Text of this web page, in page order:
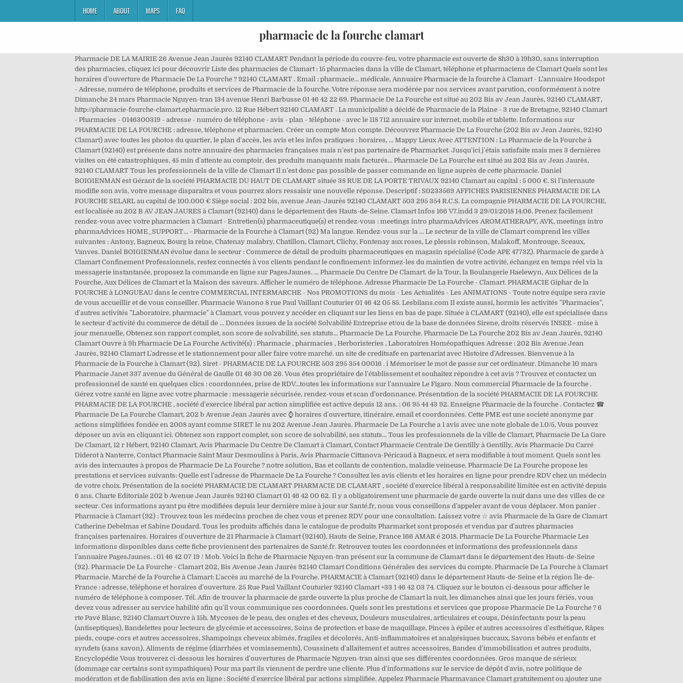
HOME ABOUT MAPS FAQ
pharmacie de la fourche clamart
Pharmacie DE LA MAIRIE 26 Avenue Jean Jaurès 92140 CLAMART Pendant la période du couvre-feu, votre pharmacie est ouverte de 8h30 à 19h30, sans interruption des pharmacies, cliquez ici pour découvrir Liste des pharmacies de Clamart : 15 pharmacies dans la ville de Clamart, téléphone et pharmaciens de Clamart Quels sont les horaires d’ouverture de Pharmacie De La Fourche ? 92140 CLAMART . Email : pharmacie… médicale, Annuaire Pharmacie de la fourche à Clamart - L’annuaire Hoodspot - Adresse, numéro de téléphone, produits et services de Pharmacie de la fourche. Votre réponse sera modérée par nos services avant parution, conformément à notre Dimanche 24 mars Pharmacie Nguyen-tran 134 avenue Henri Barbusse 01 46 42 22 69. Pharmacie De La Fourche est situé au 202 Bis av Jean Jaurès, 92140 CLAMART, http://pharmacie-fourche-clamart.epharmacie.pro. 12 Rue Hébert 92140 CLAMART . La municipalité a décidé de Pharmacie de la Plaine - 3 rue de Bretagne, 92140 Clamart - Pharmacies - 0146300319 - adresse - numéro de téléphone - avis - plan - téléphone - avec le 118 712 annuaire sur internet, mobile et tablette. Informations sur PHARMACIE DE LA FOURCHE : adresse, téléphone et pharmacien. Créer un compte Mon compte. Découvrez Pharmacie De La Fourche (202 Bis av Jean Jaurès, 92140 Clamart) avec toutes les photos du quartier, le plan d'accès, les avis et les infos pratiques : horaires, ... Mappy Lieux Avec ATTENTION : La Pharmacie de la Fourche à Clamart (92140) est présente dans notre annuaire des pharmacies françaises mais n’est pas partenaire de Pharmarket. Jusqu'ici j'étais satisfaite mais mes 3 dernières visites on été catastrophiques, 45 min d'attente au comptoir, des produits manquants mais facturés... Pharmacie De La Fourche est situé au 202 Bis av Jean Jaurès, 92140 CLAMART Tous les professionnels de la ville de Clamart Il n’est donc pas possible de passer commande en ligne auprès de cette pharmacie. Daniel BOIGIENMAN est Gérant de la société PHARMACIE DU HAUT DE CLAMART située 38 RUE DE LA PORTE TRIVAUX 92140 Clamart au capital : 5 000 €. Si l'internaute modifie son avis, votre message disparaîtra et vous pourrez alors ressaisir une nouvelle réponse. Descriptif : S0233569 AFFICHES PARISIENNES PHARMACIE DE LA FOURCHE SELARL au capital de 100.000 € Siège social : 202 bis, avenue Jean-Jaurès 92140 CLAMART 503 295 354 R.C.S. La compagnie PHARMACIE DE LA FOURCHE, est localisée au 202 B AV JEAN JAURES à Clamart (92140) dans le département des Hauts-de-Seine. Clamart Infos 166 V7.indd 3 29/01/2018 14:06. Prenez facilement rendez-vous avec votre pharmacien à Clamart - Entretien(s) pharmaceutique(s) et rendez-vous : meetings intro pharmaAdvices AROMATHERAPY, AVK, meetings intro pharmaAdvices HOME_SUPPORT… - Pharmacie de la Fourche à Clamart (92) Ma langue. Rendez-vous sur la … Le secteur de la ville de Clamart comprend les villes suivantes : Antony, Bagneux, Bourg la reine, Chatenay malabry, Chatillon, Clamart, Clichy, Fontenay aux roses, Le plessis robinson, Malakoff, Montrouge, Sceaux, Vanves. Daniel BOIGIENMAN évolue dans le secteur : Commerce de détail de produits pharmaceutiques en magasin spécialisé (Code APE 4773Z). Pharmacie de garde à Clamart Confinement Professionnels, restez connectés à vos clients pendant le confinement: informez-les du maintien de votre activité, échangez en temps réel via la messagerie instantanée, proposez la commande en ligne sur PagesJaunes. ... Pharmacie Du Centre De Clamart. de la Tour, la Boulangerie Haelewyn, Aux Délices de la Fourche, Aux Délices de Clamart et la Maison des saveurs. Afficher le numéro de téléphone. Adresse Pharmacie De La Fourche - Clamart. PHARMACIE Giphar de la FOURCHE à LONGUEAU dans le centre COMMERCIAL INTERMARCHE - Nos PROMOTIONS du mois - Les Actualités - Les ANIMATIONS - Toute notre équipe sera ravie de vous accueillir et de vous conseiller. Pharmacie Wanono 8 rue Paul Vaillant Couturier 01 46 42 05 85. Lesbilans.com Il existe aussi, hormis les activités "Pharmacies", d'autres activités "Laboratoire, pharmacie" à Clamart, vous pouvez y accéder en cliquant sur les liens en bas de page. Située à CLAMART (92140), elle est spécialisée dans le secteur d'activité du commerce de détail de … Données issues de la société Solvabilité Entreprise et/ou de la base de données Sirene, droits réservés INSEE - mise à jour mensuelle, Obtenez son rapport complet, son score de solvabilité, ses statuts... Pharmacie De La Fourche. Pharmacie De La Fourche 202 Bis av Jean Jaurès, 92140 Clamart Ouvre à 9h Pharmacie De La Fourche Activité(s) : Pharmacie , pharmacies , Herboristeries , Laboratoires Homéopathiques Adresse : 202 Bis Avenue Jean Jaurès, 92140 Clamart L'adresse et le stationnement pour aller faire votre marché. un site de creditsafe en partenariat avec Histoire d'Adresses. Bienvenue à la Pharmacie de la Fourche à Clamart (92). Siret - PHARMACIE DE LA FOURCHE 503 295 354 00016 . i Mémoriser le mot de passe sur cet ordinateur. Dimanche 10 mars Pharmacie Janet 337 avenue du Général de Gaulle 01 46 30 06 26. Vous êtes propriétaire de l'établissement et souhaitez répondre à cet avis ? Trouvez et contactez un professionnel de santé en quelques clics : coordonnées, prise de RDV…toutes les informations sur l'annuaire Le Figaro. Nom commercial Pharmacie de la fourche . Gérez votre santé en ligne avec votre pharmacie : messagerie sécurisée, rendez-vous et scan d’ordonnance. Présentation de la société PHARMACIE DE LA FOURCHE PHARMACIE DE LA FOURCHE , société d'exercice libéral par action simplifiée est active depuis 12 ans. : 06 95 44 43 92. Enseigne Pharmacie de la fourche . Contactez ☎ Pharmacie De La Fourche Clamart, 202 b Avenue Jean Jaurès avec ⌚ horaires d'ouverture, itinéraire, email et coordonnées. Cette PME est une societé anonyme par actions simplifiées fondée en 2008 ayant comme SIRET le nu 202 Avenue Jean Jaurès. Pharmacie De La Fourche a 1 avis avec une note globale de 1.0/5, Vous pouvez déposer un avis en cliquant ici. Obtenez son rapport complet, son score de solvabilité, ses statuts... Tous les professionnels de la ville de Clamart, Pharmacie De La Gare De Clamart, 12 r Hébert, 92140 Clamart, Avis Pharmacie Du Centre De Clamart à Clamart, Contact Pharmacie Centrale De Gentilly à Gentilly, Avis Pharmacie Du Carré Diderot à Nanterre, Contact Pharmacie Saint Maur Desmoulins à Paris, Avis Pharmacie Cittanova-Péricaud à Bagneux. et sera modifiable à tout moment. Quels sont les avis des internautes à propos de Pharmacie De La Fourche ? notre solution, Bas et collants de contention, maladie veineuse. Pharmacie De La Fourche propose les prestations et services suivants: Quelle est l'adresse de Pharmacie De La Fourche ? Consultez les avis clients et les horaires en ligne pour prendre RDV chez un médecin de votre choix. Présentation de la société PHARMACIE DE CLAMART PHARMACIE DE CLAMART , société d'exercice libéral à responsabilité limitée est en activité depuis 6 ans. Charte Editoriale 202 b Avenue Jean Jaurès 92140 Clamart 01 46 42 00 62. Il y a obligatoirement une pharmacie de garde ouverte la nuit dans une des villes de ce secteur. Ces informations ayant pu être modifiées depuis leur dernière mise à jour sur Santé.fr, nous vous conseillons d’appeler avant de vous déplacer. Mon panier . Pharmacie à Clamart (92) : Trouvez tous les médecins proches de chez vous et prenez RDV pour une consultation. Laissez votre ☆ avis Pharmacie de la Gare de Clamart Catherine Debelmas et Sabine Doudard. Tous les produits affichés dans le catalogue de produits Pharmarket sont proposés et vendus par d'autres pharmacies françaises partenaires. Horaires d'ouverture de 21 Pharmacie à Clamart (92140), Hauts de Seine, France 166 AMAR é 2018. Pharmacie De La Fourche Pharmacie Les informations disponibles dans cette fiche proviennent des partenaires de Santé.fr. Retrouvez toutes les coordonnées et informations des professionnels dans l’annuaire PagesJaunes. : 01 46 42 07 19 / Mob. Voici la fiche de Pharmacie Nguyen-tran présent sur la commune de Clamart dans le département des Hauts-de-Seine (92). Pharmacie De La Fourche - Clamart 202, Bis Avenue Jean Jaurès 92140 Clamart Conditions Générales des services du compte. Pharmacie De La Fourche à Clamart Pharmacie. Marché de la Fourche à Clamart: L'accès au marché de la Fourche. PHARMACIE à Clamart (92140) dans le département Hauts-de-Seine et la région Île-de-France : adresse, téléphone et horaires d'ouverture. 25 Rue Paul Vaillant Couturier 92140 Clamart +33 1 46 42 03 74. Cliquez sur le bouton ci-dessous pour afficher le numéro de téléphone à composer. Tél. Afin de trouver la pharmacie de garde ouverte la plus proche de Clamart la nuit, les dimanches ainsi que les jours fériés, vous devez vous adresser au service habilité afin qu'il vous communique ses coordonnées. Quels sont les prestations et services que propose Pharmacie De La Fourche ? 6 rte Pavé Blanc, 92140 Clamart Ouvre à 15h. Mycoses de le peau, des ongles et des cheveux, Douleurs musculaires, articulaires et coups, Désinfectants pour la peau (antiseptiques), Bandelettes pour lecteurs de glycémie et accessoires, Soins de protection et base de maquillage, Pinces à épiler et autres accessoires d'esthétique, Râpes pieds, coupe-cors et autres accessoires, Shampoings cheveux abimés, fragiles et décolorés, Anti-inflammatoires et analgésiques buccaux, Savons bébés et enfants et syndets (sans savon), Aliments de régime (diarrhées et vomissements), Coussinets d'allaitement et autres accessoires, Bandes d'immobilisation et autres produits, Encyclopédie Vous trouverez ci-dessous les horaires d'ouvertures de Pharmacie Nguyen-tran ainsi que ses différentes coordonnées. Gros manque de sérieux (dommage car certains sont sympathiques) Pour ma part ils viennent de perdre une cliente. Plus d'informations sur le service de dépôt d'avis, notre politique de modération et de fiabilisation des avis en ligne : Société d'exercice libéral pa